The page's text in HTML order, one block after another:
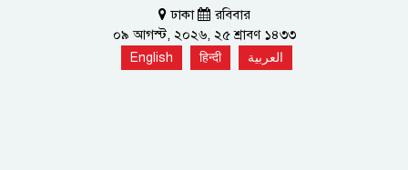
ঢাকা
রবিবার
০৯ আগস্ট, ২০২৬, ২৫ শ্রাবণ ১৪৩৩
English हिन्दी العربية